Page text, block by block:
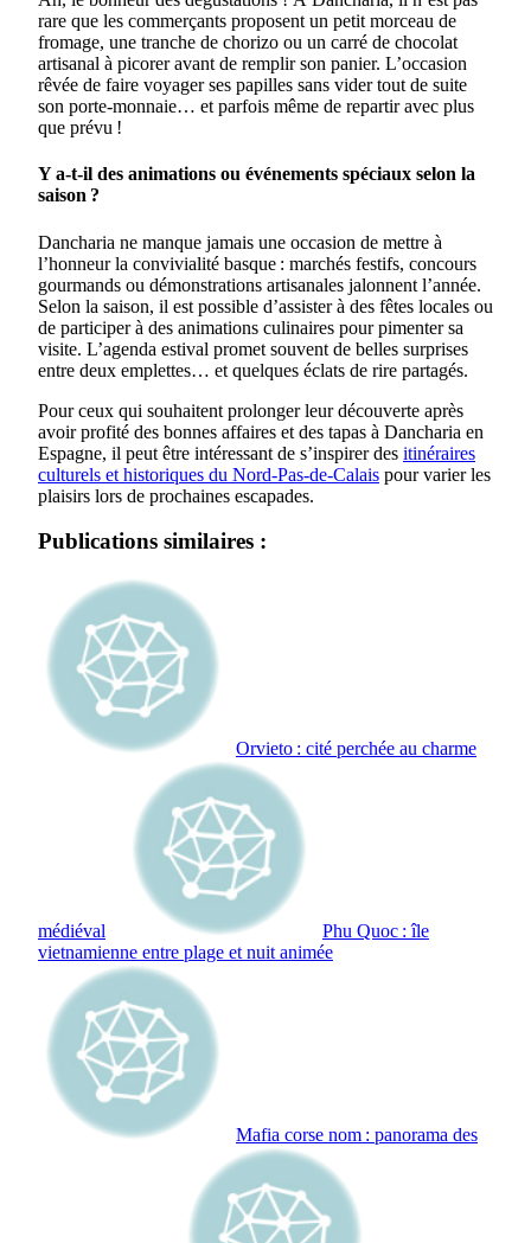
rare que les commerçants proposent un petit morceau de
fromage, une tranche de chorizo ou un carré de chocolat
artisanal à picorer avant de remplir son panier. L’occasion
rêvée de faire voyager ses papilles sans vider tout de suite
son porte-monnaie… et parfois même de repartir avec plus
que prévu !
Y a-t-il des animations ou événements spéciaux selon la
saison ?
Dancharia ne manque jamais une occasion de mettre à
l’honneur la convivialité basque : marchés festifs, concours
gourmands ou démonstrations artisanales jalonnent l’année.
Selon la saison, il est possible d’assister à des fêtes locales ou
de participer à des animations culinaires pour pimenter sa
visite. L’agenda estival promet souvent de belles surprises
entre deux emplettes… et quelques éclats de rire partagés.
Pour ceux qui souhaitent prolonger leur découverte après
avoir profité des bonnes affaires et des tapas à Dancharia en
Espagne, il peut être intéressant de s’inspirer des itinéraires
culturels et historiques du Nord-Pas-de-Calais pour varier les
plaisirs lors de prochaines escapades.
Publications similaires :
Orvieto : cité perchée au charme
médiéval
Phu Quoc : île
vietnamienne entre plage et nuit animée
Mafia corse nom : panorama des